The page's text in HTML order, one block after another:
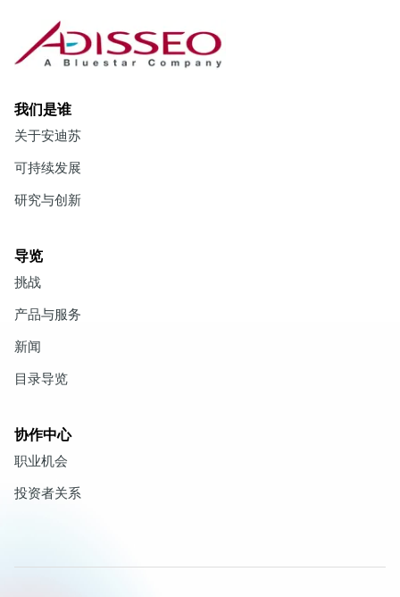
我们是谁
关于安迪苏
可持续发展
研究与创新
导览
挑战
产品与服务
新闻
目录导览
协作中心
职业机会
投资者关系